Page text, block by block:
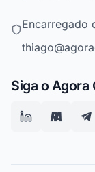
Encarregado
Siga o Agora